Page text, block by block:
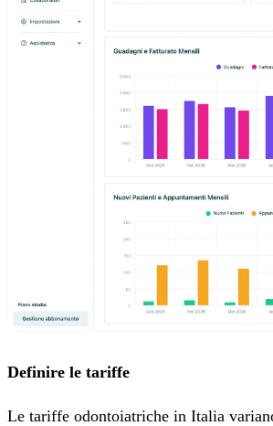
Definire le tariffe
Le tariffe odontoiatriche in Italia